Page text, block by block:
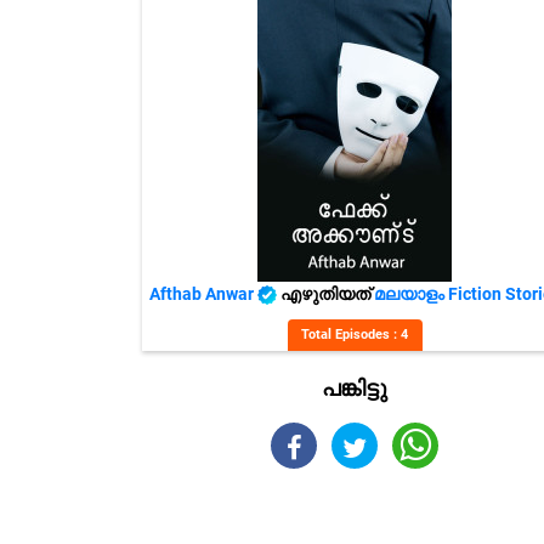
Afthab Anwar️️️️️️️️️️️️️️️️️️️️️️ എഴുതിയത്മലയാളം Fiction
Total Episodes : 4
പങ്കിട്ടു